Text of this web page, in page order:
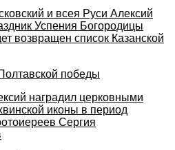
и всея Руси Алексий
Успения Богородицы
возвращен список Казанской
победы
наградил церковными
иконы в период
Сергия